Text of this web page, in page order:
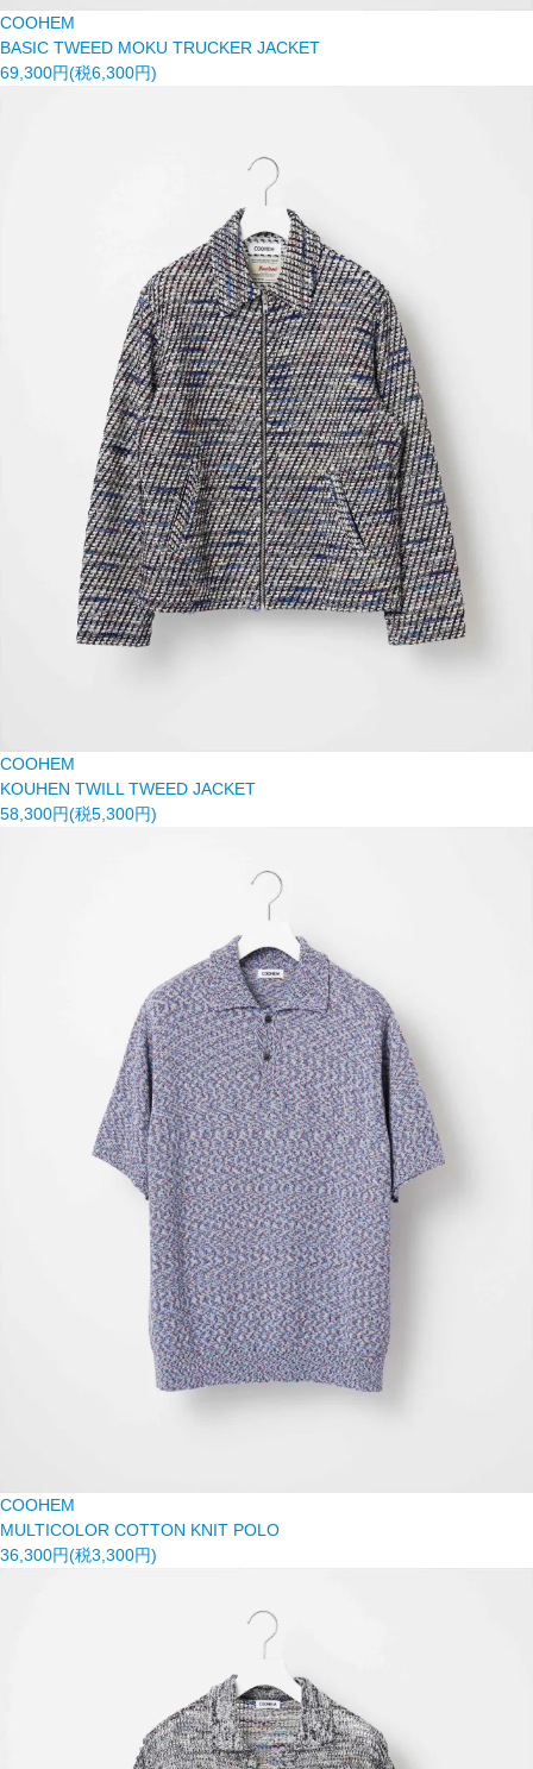
COOHEM
BASIC TWEED MOKU TRUCKER JACKET
69,300円(税6,300円)
COOHEM
KOUHEN TWILL TWEED JACKET
58,300円(税5,300円)
COOHEM
MULTICOLOR COTTON KNIT POLO
36,300円(税3,300円)